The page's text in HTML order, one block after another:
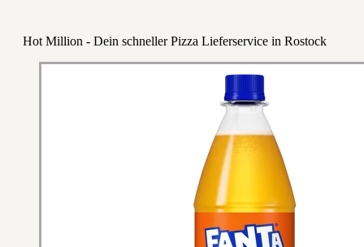
Hot Million - Dein schneller Pizza Lieferservice in Rostock